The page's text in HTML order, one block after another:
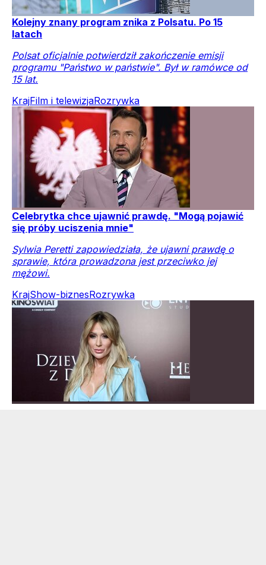
Kolejny znany program znika z Polsatu. Po 15
latach
Polsat oficjalnie potwierdził zakończenie emisji
programu "Państwo w państwie". Był w ramówce od
15 lat.
KrajFilm i telewizjaRozrywka
Celebrytka chce ujawnić prawdę. "Mogą pojawić
się próby uciszenia mnie"
Sylwia Peretti zapowiedziała, że ujawni prawdę o
sprawie, która prowadzona jest przeciwko jej
mężowi.
KrajShow-biznesRozrywka